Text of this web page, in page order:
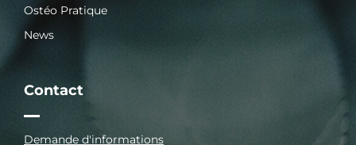
Ostéo Pratique
News
Contact
Demande d'informations